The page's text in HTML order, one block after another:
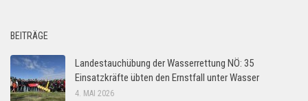
BEITRÄGE
Landestauchübung der Wasserrettung NÖ: 35
Einsatzkräfte übten den Ernstfall unter Wasser
4. MAI 2026